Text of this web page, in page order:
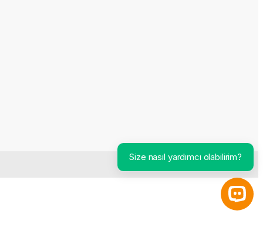
Open
Size nasıl yardımcı olabilirim?